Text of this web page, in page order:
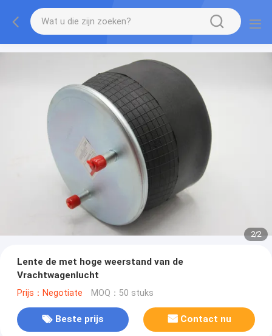
2/2
Lente de met hoge weerstand van de
Vrachtwagenlucht
Prijs：Negotiate MOQ：50 stuks
Beste prijs Contact nu